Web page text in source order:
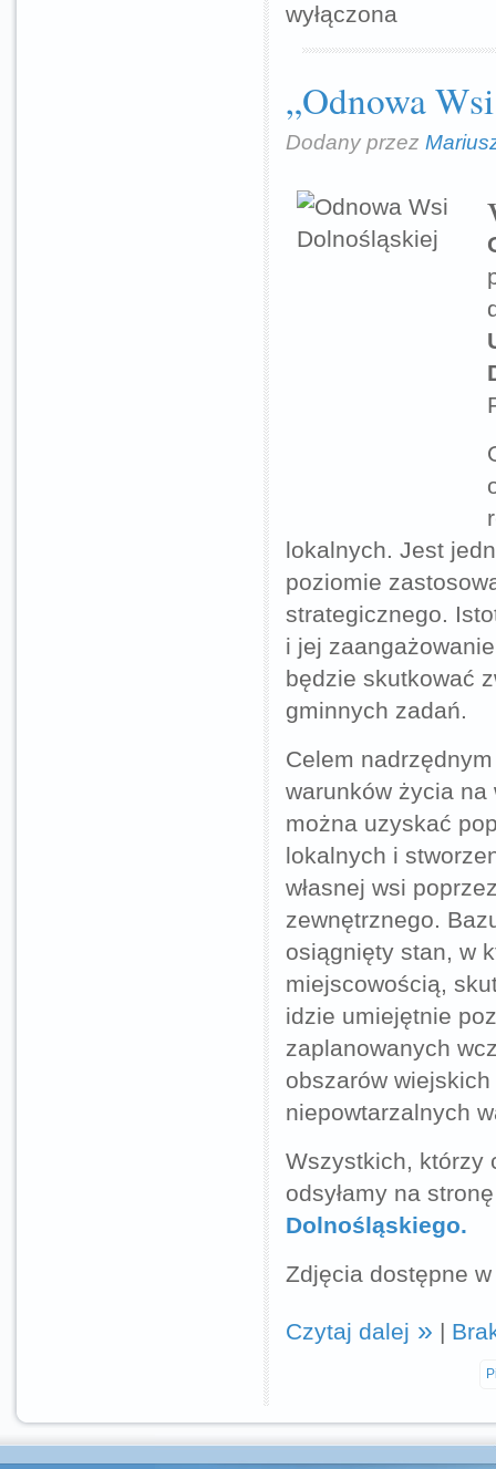
wyłączona
„Odnowa
Dodany przez
lokalnych. Jest
poziomie
strategicznego.
i jej
będzie skutkować
gminnych zadań.
Celem
warunków życia
można uzyskać
lokalnych i
własnej wsi
zewnętrznego.
osiągnięty stan, w
miejscowością,
idzie umiejętnie
zaplanowanych
obszarów
niepowtarzalnych
Wszystkich, którzy
odsyłamy na
Dolnośląskiego.
Zdjęcia dostępne
Czytaj dalej |